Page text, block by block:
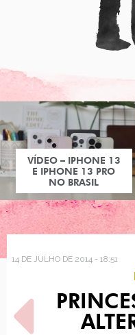
COMO USAR:
TAMANCO
14 DE JULHO DE 2014 - 18:51